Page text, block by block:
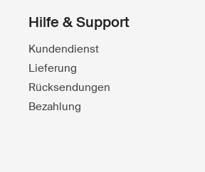
Hilfe & Support
Kundendienst
Lieferung
Rücksendungen
Bezahlung